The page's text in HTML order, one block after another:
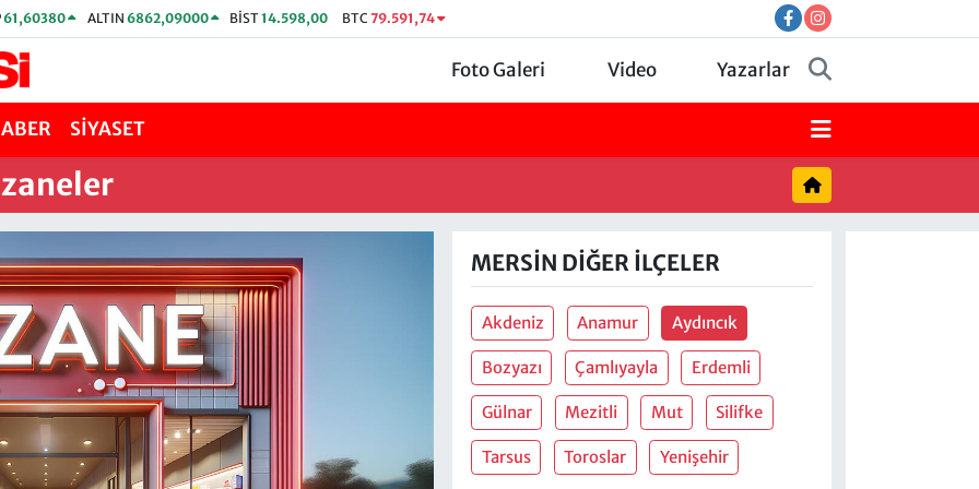
61,60380 ALTIN 6862,09000 BİST14.598,00 BTC 79.591,74
Foto Galeri Video Yazarlar
SİYASET
MERSIN DIĞER İLÇELER
Akdeniz Anamur Aydıncık
Bozyazı Çamlıyayla Erdemli
Gülnar Mezitli Mut Silifke
Tarsus Toroslar Yenişehir